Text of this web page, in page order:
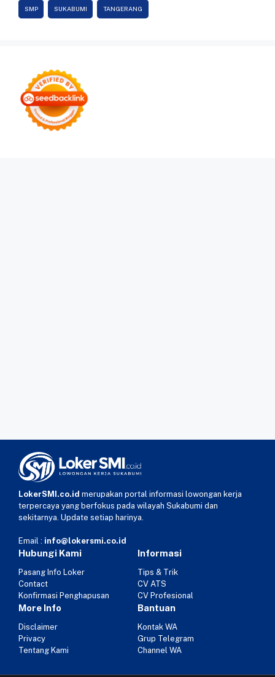
SMP SUKABUMI TANGERANG
LokerSMI.co.id merupakan portal informasi lowongan kerja
terpercaya yang berfokus pada wilayah Sukabumi dan
sekitarnya. Update setiap harinya.
Email : info@lokersmi.co.id
Hubungi Kami
Pasang Info Loker
Contact
Konfirmasi Penghapusan
Informasi
Tips & Trik
CV ATS
CV Profesional
More Info
Disclaimer
Privacy
Tentang Kami
Bantuan
Kontak WA
Grup Telegram
Channel WA